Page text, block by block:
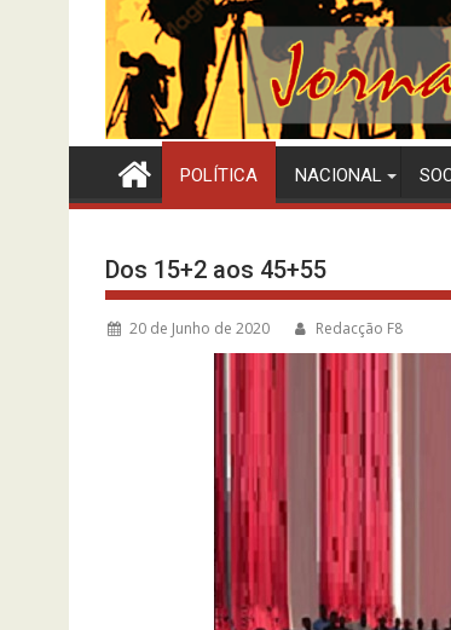
POLÍTICA NACIONAL
Dos 15+2 aos 45+55
20 de Junho de 2020 Redacção F8